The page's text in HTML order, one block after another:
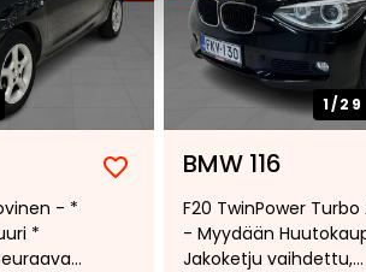
Lisää
suosikiksi
Poista
suosikeista
- *
*
1/29
BMW 116
F20 TwinPower Turbo
- Myydään
Jakoketju vaihdettu,